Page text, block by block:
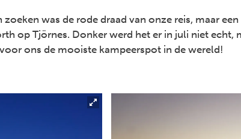
was de rode draad van onze reis, maar
op Tjörnes. Donker werd het er in juli niet echt,
ons de mooiste kampeerspot in de wereld!